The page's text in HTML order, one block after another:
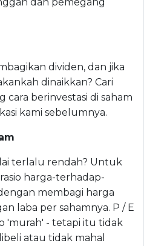
dividen, dan jika
dinaikkan? Cari
berinvestasi di saham
kami sebelumnya.
terlalu rendah? Untuk
harga-terhadap-
membagi harga
laba per sahamnya. P / E
'murah' - tetapi itu tidak
atau tidak mahal